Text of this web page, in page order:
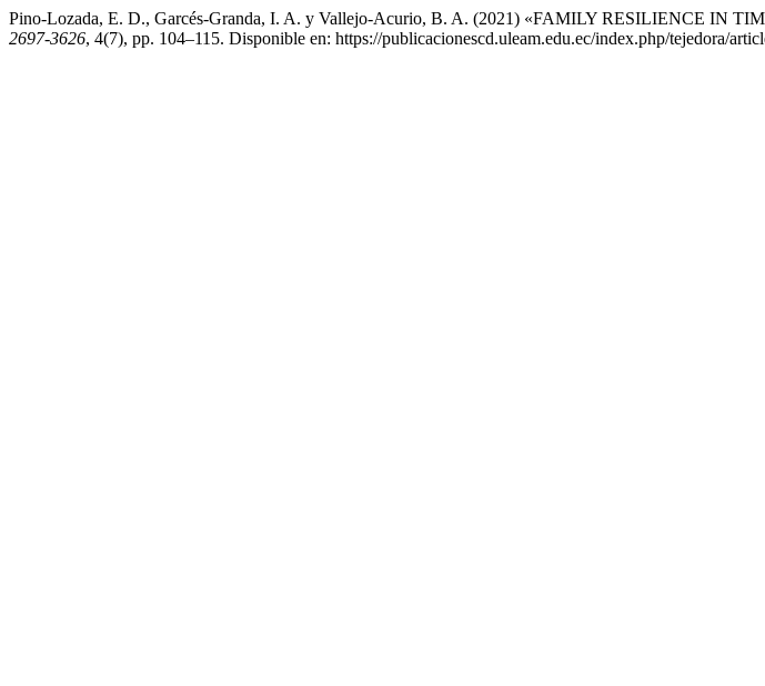
Pino-Lozada, E. D., Garcés-Granda, I. A. y Vallejo-Acurio, B. A. (2021) «FAMILY RESILIENCE IN
2697-3626, 4(7), pp. 104–115. Disponible en: https://publicacionescd.uleam.edu.ec/index.php/tejedora/